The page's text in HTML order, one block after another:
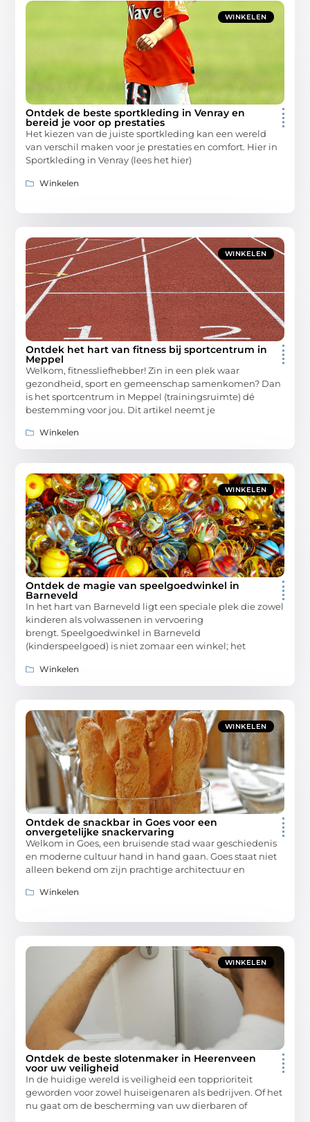
WINKELEN
Ontdek de beste sportkleding in Venray en
bereid je voor op prestaties
Het kiezen van de juiste sportkleding kan een wereld
van verschil maken voor je prestaties en comfort. Hier in
Sportkleding in Venray (lees het hier)
Winkelen
WINKELEN
Ontdek het hart van fitness bij sportcentrum in
Meppel
Welkom, fitnessliefhebber! Zin in een plek waar
gezondheid, sport en gemeenschap samenkomen? Dan
is het sportcentrum in Meppel (trainingsruimte) dé
bestemming voor jou. Dit artikel neemt je
Winkelen
WINKELEN
Ontdek de magie van speelgoedwinkel in
Barneveld
In het hart van Barneveld ligt een speciale plek die zowel
kinderen als volwassenen in vervoering
brengt. Speelgoedwinkel in Barneveld
(kinderspeelgoed) is niet zomaar een winkel; het
Winkelen
WINKELEN
Ontdek de snackbar in Goes voor een
onvergetelijke snackervaring
Welkom in Goes, een bruisende stad waar geschiedenis
en moderne cultuur hand in hand gaan. Goes staat niet
alleen bekend om zijn prachtige architectuur en
Winkelen
WINKELEN
Ontdek de beste slotenmaker in Heerenveen
voor uw veiligheid
In de huidige wereld is veiligheid een topprioriteit
geworden voor zowel huiseigenaren als bedrijven. Of het
nu gaat om de bescherming van uw dierbaren of